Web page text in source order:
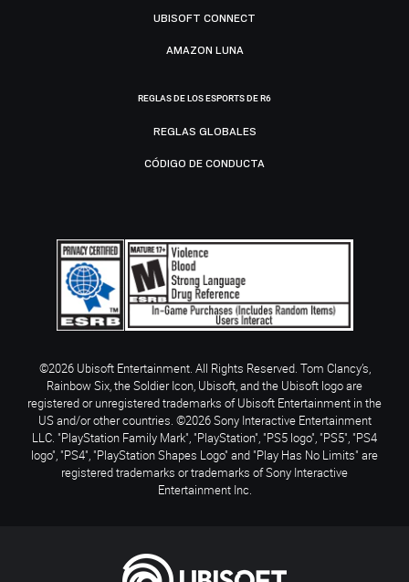
UBISOFT CONNECT
AMAZON LUNA
REGLAS DE LOS ESPORTS DE R6
REGLAS GLOBALES
CÓDIGO DE CONDUCTA
©2026 Ubisoft Entertainment. All Rights Reserved. Tom Clancy’s,
Rainbow Six, the Soldier Icon, Ubisoft, and the Ubisoft logo are
registered or unregistered trademarks of Ubisoft Entertainment in the
US and/or other countries. ©2026 Sony Interactive Entertainment
LLC. "PlayStation Family Mark", "PlayStation", "PS5 logo", "PS5", "PS4
logo", "PS4", "PlayStation Shapes Logo" and "Play Has No Limits" are
registered trademarks or trademarks of Sony Interactive
Entertainment Inc.